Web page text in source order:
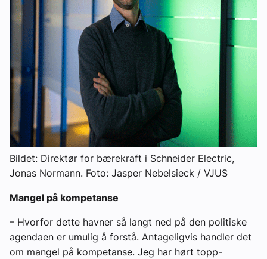
Bildet: Direktør for bærekraft i Schneider Electric,
Jonas Normann. Foto: Jasper Nebelsieck / VJUS
Mangel på kompetanse
– Hvorfor dette havner så langt ned på den politiske
agendaen er umulig å forstå. Antageligvis handler det
om mangel på kompetanse. Jeg har hørt topp-